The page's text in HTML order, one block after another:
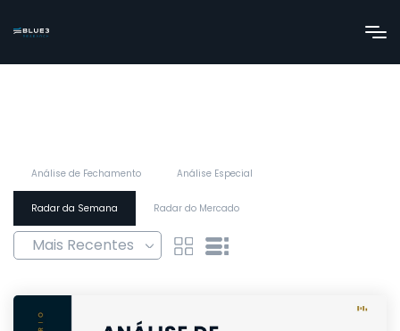
Análise de Fechamento Análise Especial
Radar da Semana Radar do Mercado